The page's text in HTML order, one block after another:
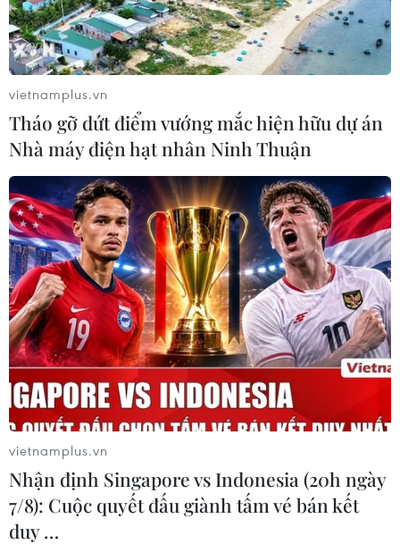
Bỉ bắt giữ 6 người liên quan vụ tấn công ở
thành phố Charleroi
01/12/2016 02:13
Ngày 30/11, cảnh sát Bỉ bắt giữ 6 người tình nghi liên
quan đến vụ tấn công bằng dao nhằm vào 2 nữ cảnh
sát nước này hồi tháng Tám vừa qua, vụ việc mà tổ
chức IS đã thừa nhận thực hiện.
vietnamplus.vn
Tháo gỡ dứt điểm vướng mắc hiện hữu dự án
Nhà máy điện hạt nhân Ninh Thuận
vietnamplus.vn
Nhận định Singapore vs Indonesia (20h ngày
7/8): Cuộc quyết đấu giành tấm vé bán kết
duy …